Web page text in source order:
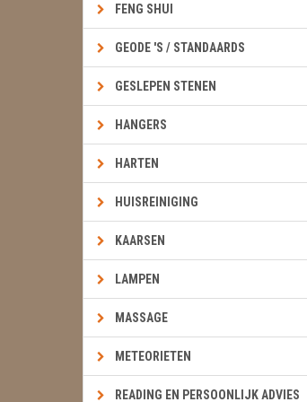
FENG SHUI
GEODE 'S / STANDAARDS
GESLEPEN STENEN
HANGERS
HARTEN
HUISREINIGING
KAARSEN
LAMPEN
MASSAGE
METEORIETEN
READING EN PERSOONLIJK ADVIES